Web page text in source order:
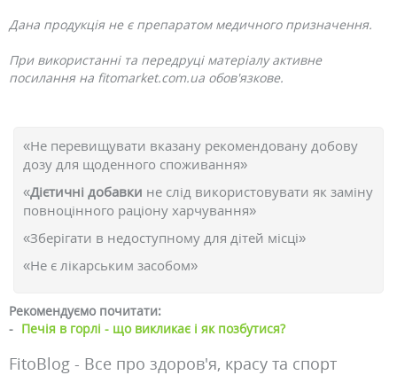
Дана продукція не є препаратом медичного призначення.
При використанні та передруці матеріалу активне
посилання на fitomarket.com.ua обов'язкове.
«Не перевищувати вказану рекомендовану добову
дозу для щоденного споживання»
«Дієтичні добавки не слід використовувати як заміну
повноцінного раціону харчування»
«Зберігати в недоступному для дітей місці»
«Не є лікарським засобом»
Рекомендуємо почитати:
- Печія в горлі - що викликає і як позбутися?
FitoBlog - Все про здоров'я, красу та спорт